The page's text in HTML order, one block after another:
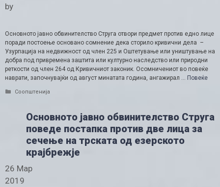
by
Основното јавно обвинителство Струга отвори предмет против едно лице
поради постоење основано сомнение дека сторило кривични дела –
Узурпација на недвижност од член 225 и Оштетување или уништување на
добра под привремена заштита или културно наследство или природни
реткости од член 264 од Кривичниот законик. Осомничениот во повеќе
наврати, започнувајќи од август минатата година, ангажирал … Повеќе
Categories
Соопштенија
Основното јавно обвинителство Струга
поведе постапка против две лица за
сечење на трската од езерското
крајбрежје
26 Мар
2019